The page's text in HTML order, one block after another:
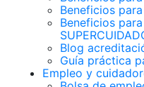
Beneficios
Beneficios
Blog
Guía práctica
Empleo y